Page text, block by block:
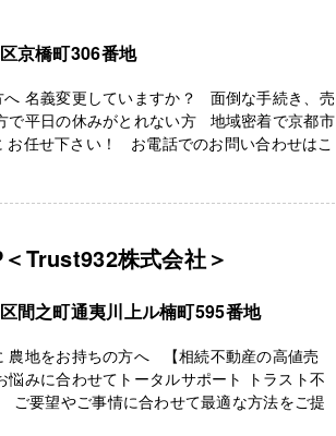
京橋町306番地
名義変更していますか？ 面倒な手続き、売
で平日の休みがとれない方 地域密着で京都市
お任せ下さい！ お電話でのお問い合わせはこ
Trust932株式会社＞
間之町通夷川上ル楠町595番地
農地をお持ちの方へ 【相続不動産の高値売
みに合わせてトータルサポート トラスト不
要望やご事情に合わせて最適な方法をご提